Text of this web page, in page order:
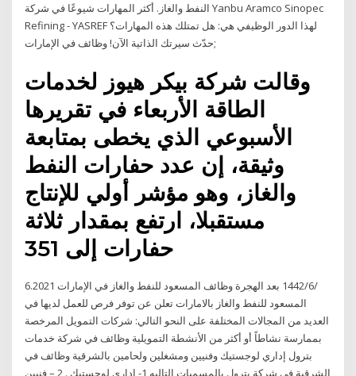
النفط والغاز. أكثر المهارات شيوعًا في شركة Yanbu Aramco Sinopec
Refining - YASREF لهذا الدور الوظيفي هي: هل تمتلك هذه المهارات؟
حدّث سيرتك الذاتية الآن! وظائف في الإمارات;
وقالت شركة بيكر هيوز لخدمات
الطاقة الأربعاء في تقريرها
الأسبوعي الذي يخطى بمتابعة
وثيقة، إن عدد حفارات النفط
والغاز، وهو مؤشر أولي للإنتاج
مستقبلا، ارتفع بمقدار ثلاثة
حفارات إلى 351
6‏‏/6‏‏/1442 بعد الهجرة وظائف المسعود للنفط والغاز في الإمارات 2021.
المسعود للنفط والغاز بالامارات تعلن عن توفر فرص للعمل لديها في
العديد من المجالات المختلفة على النحو التالي: شركات التمويل المرخصة
بممارسة نشاطاً أو أكثر من الأنشطة التمويلية وظائف في شركة خدمات
بترول إداري لوجستيك وفنيين ومشغلين ولحامين بالشرقية وظائف في
الشرقية في شركة بترول بالمسميات التاليه 1- إداري لوجستيك . 2 – فنيين